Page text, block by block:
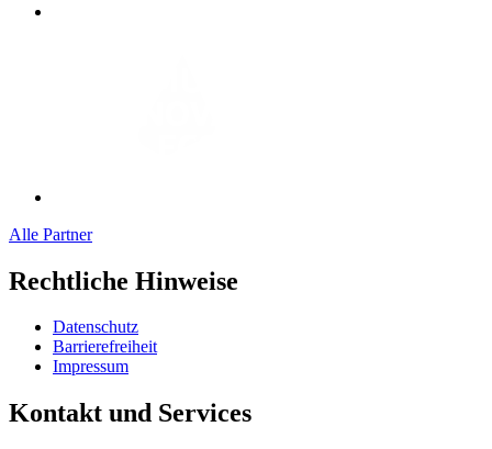
Alle Partner
Rechtliche Hinweise
Datenschutz
Barrierefreiheit
Impressum
Kontakt und Services